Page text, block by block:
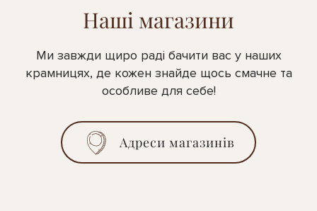
Наші магазини
Ми завжди щиро раді бачити вас у наших
крамницях, де кожен знайде щось смачне та
особливе для себе!
Адреси магазинів